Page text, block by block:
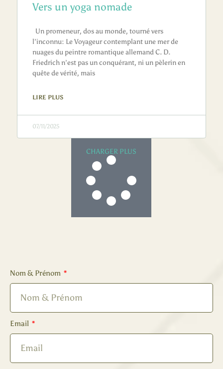
Vers un yoga nomade
Un promeneur, dos au monde, tourné vers
l’inconnu: Le Voyageur contemplant une mer de
nuages du peintre romantique allemand C. D.
Friedrich n’est pas un conquérant, ni un pèlerin en
quête de vérité, mais
LIRE PLUS
07/11/2025
CHARGER PLUS
Nom & Prénom
Email